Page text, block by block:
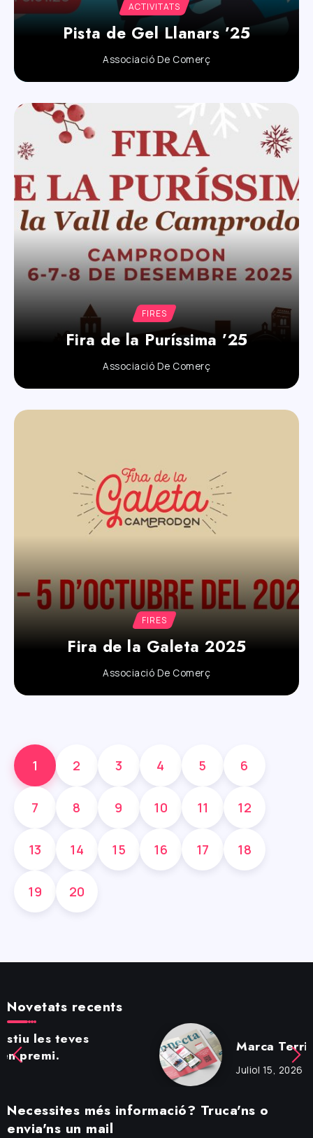
ACTIVITATS
Pista de Gel Llanars ’25
Associació De Comerç
FIRES
Fira de la Puríssima ’25
Associació De Comerç
FIRES
Fira de la Galeta 2025
Associació De Comerç
1 2 3 4 5 6
7 8 9 10 11 12
13 14 15 16 17 18
19 20
Novetats recents
Marca Territori
Necessites més informació? Truca'ns o
envia'ns un mail